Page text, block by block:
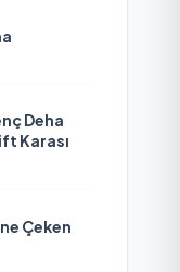
Deha
Karası
Çeken